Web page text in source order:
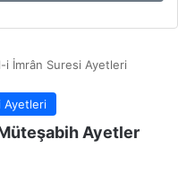
i İmrân Suresi Ayetleri
Ayetleri
Ayetler